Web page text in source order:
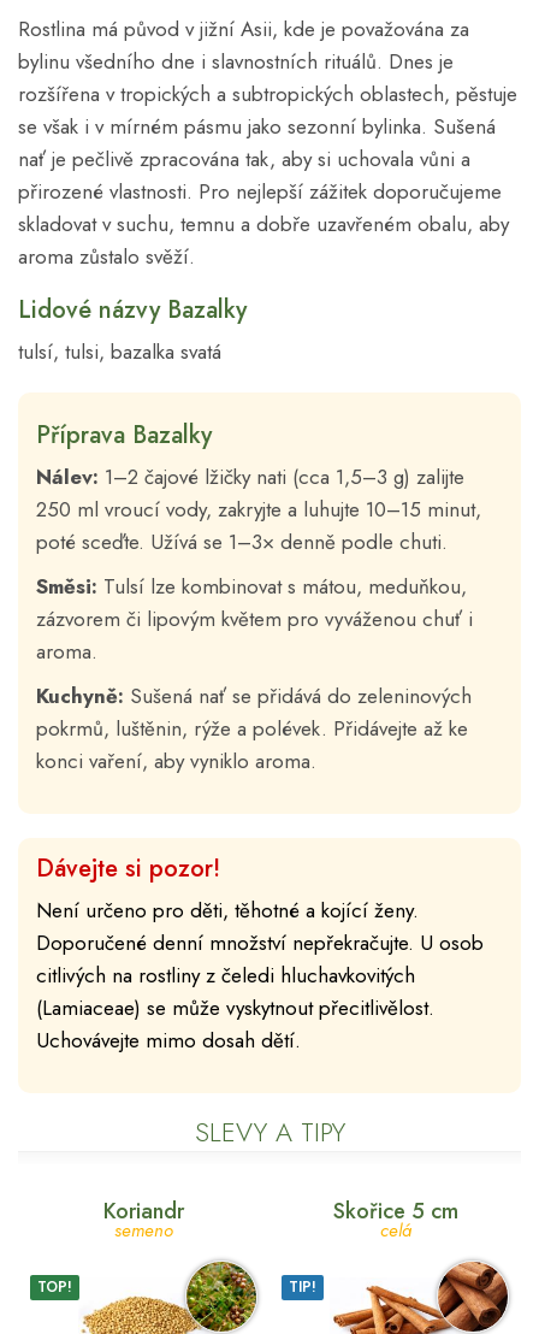
Rostlina má původ v jižní Asii, kde je považována za
bylinu všedního dne i slavnostních rituálů. Dnes je
rozšířena v tropických a subtropických oblastech, pěstuje
se však i v mírném pásmu jako sezonní bylinka. Sušená
nať je pečlivě zpracována tak, aby si uchovala vůni a
přirozené vlastnosti. Pro nejlepší zážitek doporučujeme
skladovat v suchu, temnu a dobře uzavřeném obalu, aby
aroma zůstalo svěží.
Lidové názvy Bazalky
tulsí, tulsi, bazalka svatá
Příprava Bazalky
Nálev: 1–2 čajové lžičky nati (cca 1,5–3 g) zalijte
250 ml vroucí vody, zakryjte a luhujte 10–15 minut,
poté sceďte. Užívá se 1–3× denně podle chuti.
Směsi: Tulsí lze kombinovat s mátou, meduňkou,
zázvorem či lipovým květem pro vyváženou chuť i
aroma.
Kuchyně: Sušená nať se přidává do zeleninových
pokrmů, luštěnin, rýže a polévek. Přidávejte až ke
konci vaření, aby vyniklo aroma.
Dávejte si pozor!
Není určeno pro děti, těhotné a kojící ženy.
Doporučené denní množství nepřekračujte. U osob
citlivých na rostliny z čeledi hluchavkovitých
(Lamiaceae) se může vyskytnout přecitlivělost.
Uchovávejte mimo dosah dětí.
SLEVY A TIPY
Koriandr
semeno
TOP!
Skořice 5 cm
celá
TIP!